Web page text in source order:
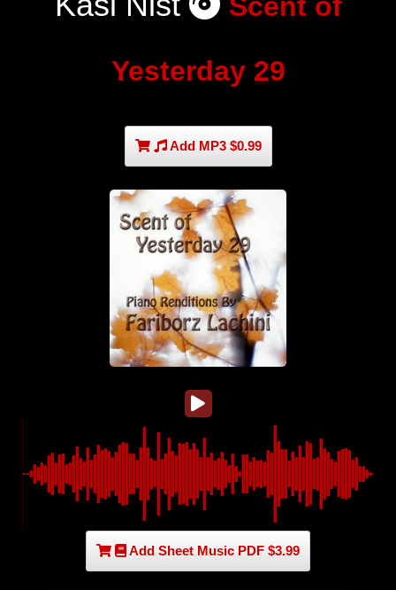
Yesterday 29
Add MP3 $0.99
Add Sheet Music PDF $3.99